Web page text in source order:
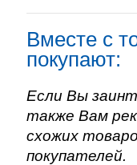
Вместе с
покупают:
Если Вы
также Вам
схожих
покупателей.